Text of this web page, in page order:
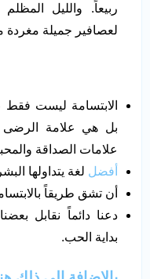
ربيعاً. والليل
لعصافير جميلة مغردة
الابتسامة ليست فقط
بل هي علامة الرضى
علامات الصداقة
أفضل لغة يتداولها
أن تشق طريقاً
دعنا دائماً نقابل
بداية الحب.